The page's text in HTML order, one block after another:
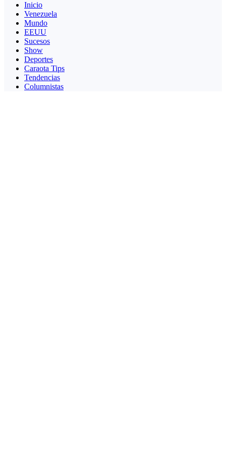
Inicio
Venezuela
Mundo
EEUU
Sucesos
Show
Deportes
Caraota Tips
Tendencias
Columnistas